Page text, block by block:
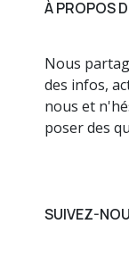
À PROPOS
Nous
des infos,
nous et
poser des
SUIVEZ-